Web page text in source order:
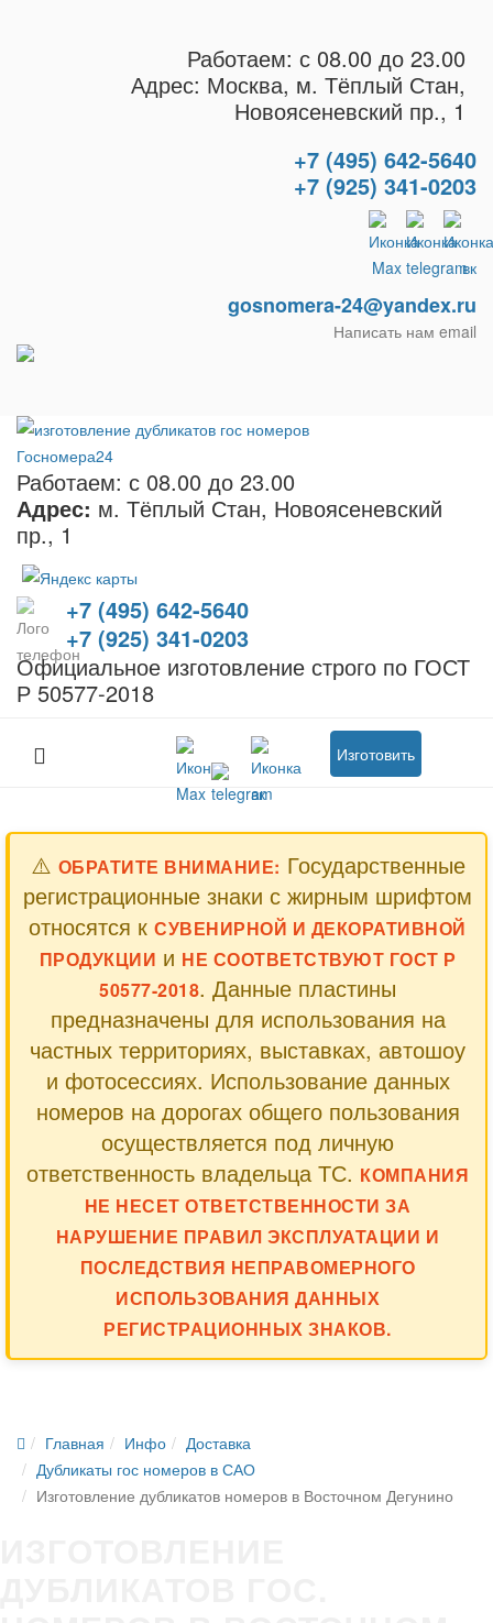
Работаем: с 08.00 до 23.00
Адрес: Москва, м. Тёплый Стан,
Новоясеневский пр., 1
+7 (495) 642-5640
+7 (925) 341-0203
gosnomera-24@yandex.ru
Написать нам email
Работаем: с 08.00 до 23.00
Адрес: м. Тёплый Стан, Новоясеневский
пр., 1
+7 (495) 642-5640
+7 (925) 341-0203
Официальное изготовление строго по ГОСТ
Р 50577-2018
Изготовить
⚠️ ОБРАТИТЕ ВНИМАНИЕ: Государственные
регистрационные знаки с жирным шрифтом
относятся кСУВЕНИРНОЙ И ДЕКОРАТИВНОЙ
ПРОДУКЦИИ и НЕ СООТВЕТСТВУЮТ ГОСТ Р
50577-2018. Данные пластины
предназначены для использования на
частных территориях, выставках, автошоу
и фотосессиях. Использование данных
номеров на дорогах общего пользования
осуществляется под личную
ответственность владельца ТС. КОМПАНИЯ
НЕ НЕСЕТ ОТВЕТСТВЕННОСТИ ЗА
НАРУШЕНИЕ ПРАВИЛ ЭКСПЛУАТАЦИИ И
ПОСЛЕДСТВИЯ НЕПРАВОМЕРНОГО
ИСПОЛЬЗОВАНИЯ ДАННЫХ
РЕГИСТРАЦИОННЫХ ЗНАКОВ.
Главная Инфо
Доставка
Дубликаты гос номеров в САО
Изготовление дубликатов номеров в Восточном Дегунино